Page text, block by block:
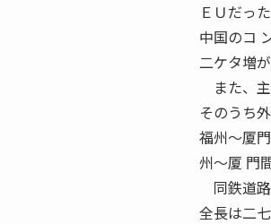
ＥＵだった
中国のコ
二ケタ増
また、
そのうち
福州〜厦
州〜厦 門
同鉄道
全長は二